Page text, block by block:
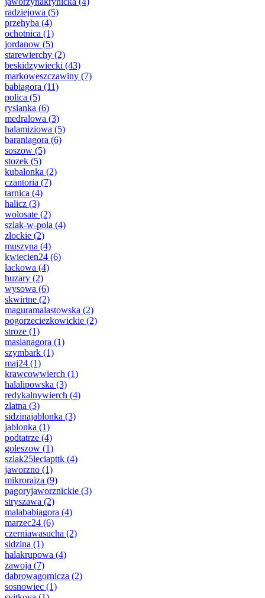
radziejowa (5)
przehyba (4)
ochotnica (1)
jordanow (5)
starewierchy (2)
beskidzywiecki (43)
markoweszczawiny (7)
babiagora (11)
polica (5)
rysianka (6)
medralowa (3)
halamiziowa (5)
baraniagora (6)
soszow (5)
stozek (5)
kubalonka (2)
czantoria (7)
tarnica (4)
halicz (3)
wolosate (2)
szlak-w-pola (4)
zlockie (2)
muszyna (4)
kwiecien24 (6)
lackowa (4)
huzary (2)
wysowa (6)
skwirtne (2)
maguramalastowska (2)
pogorzeciezkowickie (2)
stroze (1)
maslanagora (1)
szymbark (1)
maj24 (1)
krawcowwierch (1)
halalipowska (3)
redykalnywierch (4)
zlatna (3)
sidzinajablonka (3)
jablonka (1)
podtatrze (4)
goleszow (1)
szlak25leciapttk (4)
jaworzno (1)
mikrorajza (9)
pagoryjaworznickie (3)
stryszawa (2)
malababiagora (4)
marzec24 (6)
czerniawasucha (2)
sidzina (1)
halakrupowa (4)
zawoja (7)
dabrowagornicza (2)
sosnowiec (1)